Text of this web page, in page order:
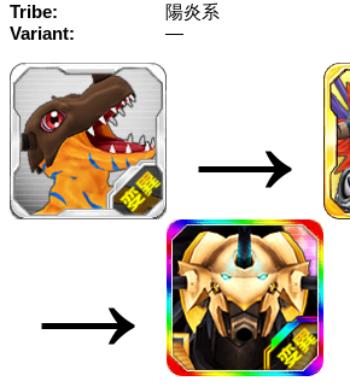
Tribe
陽炎系
Variant
—
→
→